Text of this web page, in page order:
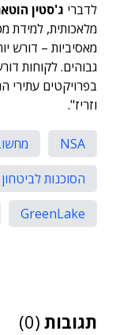
לדברי ג'סטין
מלאכותית, למידת
מאסיביות – דורש
גבוהים. לקוחות
בפרויקטים עתירי
וזריז".
NSA
הסוכנות
GreenLake
תגובות (0)